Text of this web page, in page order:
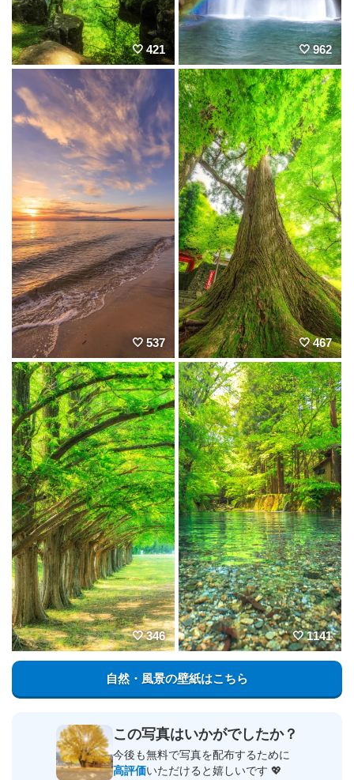
421 962
537 467
346 1141
自然・風景の壁紙はこちら
この写真はいかがでしたか？
今後も無料で写真を配布するために
高評価いただけると嬉しいです 💖